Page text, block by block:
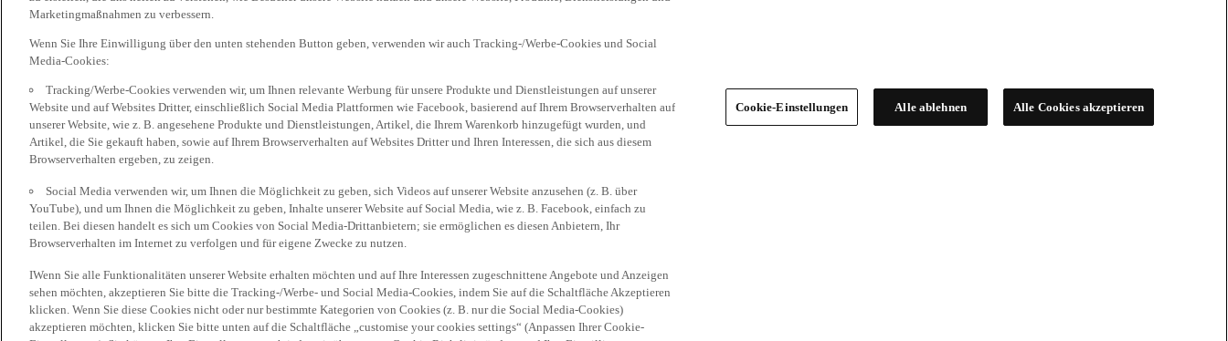
Marketingmaßnahmen zu verbessern.
Wenn Sie Ihre Einwilligung über den unten stehenden Button geben, verwenden wir auch Tracking-/Werbe-Cookies und Social
Media-Cookies:
Tracking/Werbe-Cookies verwenden wir, um Ihnen relevante Werbung für unsere Produkte und Dienstleistungen auf unserer
Website und auf Websites Dritter, einschließlich Social Media Plattformen wie Facebook, basierend auf Ihrem Browserverhalten auf
unserer Website, wie z. B. angesehene Produkte und Dienstleistungen, Artikel, die Ihrem Warenkorb hinzugefügt wurden, und
Artikel, die Sie gekauft haben, sowie auf Ihrem Browserverhalten auf Websites Dritter und Ihren Interessen, die sich aus diesem
Browserverhalten ergeben, zu zeigen.
Social Media verwenden wir, um Ihnen die Möglichkeit zu geben, sich Videos auf unserer Website anzusehen (z. B. über
YouTube), und um Ihnen die Möglichkeit zu geben, Inhalte unserer Website auf Social Media, wie z. B. Facebook, einfach zu
teilen. Bei diesen handelt es sich um Cookies von Social Media-Drittanbietern; sie ermöglichen es diesen Anbietern, Ihr
Browserverhalten im Internet zu verfolgen und für eigene Zwecke zu nutzen.
IWenn Sie alle Funktionalitäten unserer Website erhalten möchten und auf Ihre Interessen zugeschnittene Angebote und Anzeigen
sehen möchten, akzeptieren Sie bitte die Tracking-/Werbe- und Social Media-Cookies, indem Sie auf die Schaltfläche Akzeptieren
klicken. Wenn Sie diese Cookies nicht oder nur bestimmte Kategorien von Cookies (z. B. nur die Social Media-Cookies)
akzeptieren möchten, klicken Sie bitte unten auf die Schaltfläche „customise your cookies settings“ (Anpassen Ihrer Cookie-
Cookie-Einstellungen Alle ablehnen Alle Cookies akzeptieren